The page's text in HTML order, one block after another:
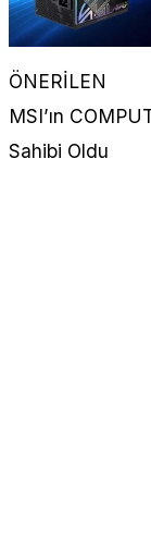
ÖNERİLEN
MSI’ın
Sahibi Oldu